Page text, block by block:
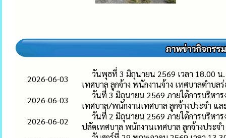
2026-06-03
วันพุธที่ 3 มิถุนายน 2569 เวลา 18.00
เทศบาล ลูกจ้าง พนักงานจ้าง เทศบาลตำบล
2026-06-03
วันที่ 3 มิถุนายน 2569 ภายใต้การบริห
เทศบาล/พนักงานเทศบาล ลูกจ้างประจำ แ
2026-06-02
วันที่ 2 มิถุนายน 2569 ภายใต้การบริห
ปลัดเทศบาล พนักงานเทศบาล ลูกจ้างประจ